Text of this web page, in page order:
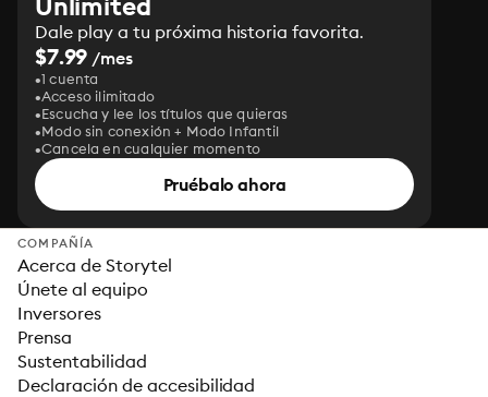
Dale play a tu próxima historia favorita.
$7.99 /mes
1 cuenta
Acceso ilimitado
Escucha y lee los títulos que quieras
Modo sin conexión + Modo Infantil
Cancela en cualquier momento
Pruébalo ahora
COMPAÑÍA
Acerca de Storytel
Únete al equipo
Inversores
Prensa
Sustentabilidad
Declaración de accesibilidad